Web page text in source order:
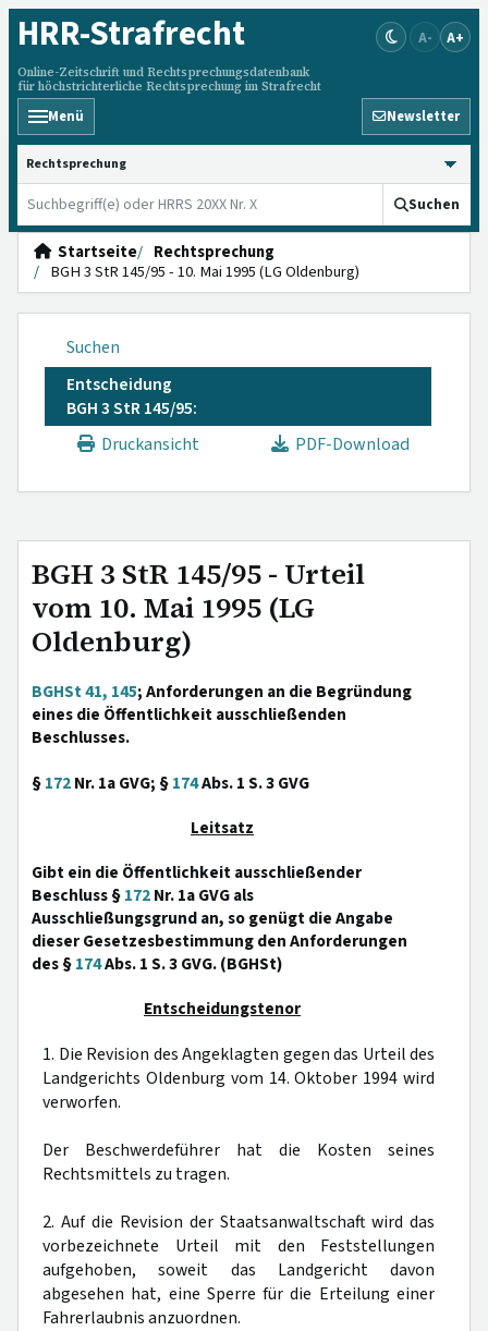
HRR-Strafrecht
Online-Zeitschrift und Rechtsprechungsdatenbank
für höchstrichterliche Rechtsprechung im Strafrecht
A- A+
Menü Newsletter
HRRS durchsuchen
Suchen
Startseite
Rechtsprechung
BGH 3 StR 145/95 - 10. Mai 1995 (LG Oldenburg)
Suchen
Entscheidung
BGH 3 StR 145/95:
Druckansicht
PDF-Download
BGH 3 StR 145/95 - Urteil
vom 10. Mai 1995 (LG
Oldenburg)
BGHSt 41, 145; Anforderungen an die Begründung
eines die Öffentlichkeit ausschließenden
Beschlusses.
§172Nr. 1a GVG; §174Abs. 1 S. 3 GVG
Leitsatz
Gibt ein die Öffentlichkeit ausschließender
Beschluss §172Nr. 1a GVG als
Ausschließungsgrund an, so genügt die Angabe
dieser Gesetzesbestimmung den Anforderungen
des §174Abs. 1 S. 3 GVG. (BGHSt)
Entscheidungstenor
1. Die Revision des Angeklagten gegen das Urteil des
Landgerichts Oldenburg vom 14. Oktober 1994 wird
verworfen.
Der Beschwerdeführer hat die Kosten seines
Rechtsmittels zu tragen.
2. Auf die Revision der Staatsanwaltschaft wird das
vorbezeichnete Urteil mit den Feststellungen
aufgehoben, soweit das Landgericht davon
abgesehen hat, eine Sperre für die Erteilung einer
Fahrerlaubnis anzuordnen.